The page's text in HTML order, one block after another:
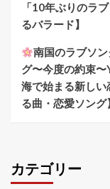
「10年ぶりのラ
るバラード】
南国のラブソ
グ〜今度の約束
海で始まる新し
る曲・恋愛ソング】
カテゴリー